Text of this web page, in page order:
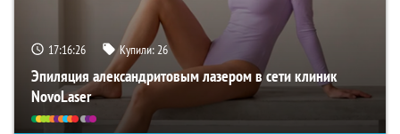
17:16:25 Купили:26
Эпиляция александритовым лазером в сети клиник
NovoLaser